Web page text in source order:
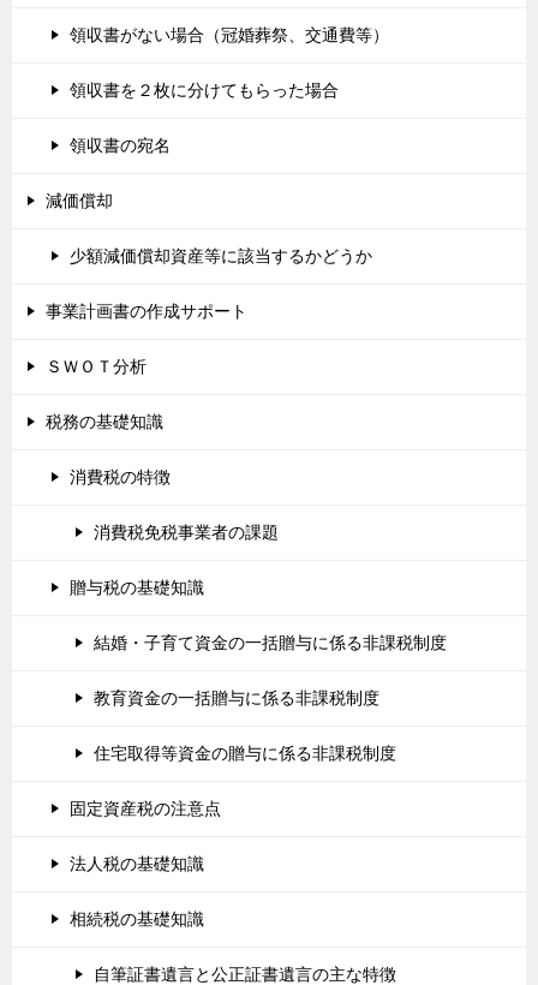
領収書がない場合（冠婚葬祭、交通費等）
領収書を２枚に分けてもらった場合
領収書の宛名
減価償却
少額減価償却資産等に該当するかどうか
事業計画書の作成サポート
ＳＷＯＴ分析
税務の基礎知識
消費税の特徴
消費税免税事業者の課題
贈与税の基礎知識
結婚・子育て資金の一括贈与に係る非課税制度
教育資金の一括贈与に係る非課税制度
住宅取得等資金の贈与に係る非課税制度
固定資産税の注意点
法人税の基礎知識
相続税の基礎知識
自筆証書遺言と公正証書遺言の主な特徴